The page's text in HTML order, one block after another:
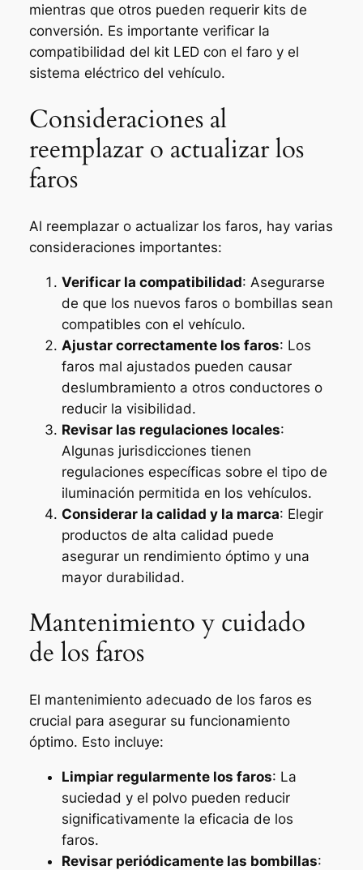
mientras que otros pueden requerir kits de
conversión. Es importante verificar la
compatibilidad del kit LED con el faro y el
sistema eléctrico del vehículo.
Consideraciones al
reemplazar o actualizar los
faros
Al reemplazar o actualizar los faros, hay varias
consideraciones importantes:
Verificar la compatibilidad: Asegurarse
de que los nuevos faros o bombillas sean
compatibles con el vehículo.
Ajustar correctamente los faros: Los
faros mal ajustados pueden causar
deslumbramiento a otros conductores o
reducir la visibilidad.
Revisar las regulaciones locales:
Algunas jurisdicciones tienen
regulaciones específicas sobre el tipo de
iluminación permitida en los vehículos.
Considerar la calidad y la marca: Elegir
productos de alta calidad puede
asegurar un rendimiento óptimo y una
mayor durabilidad.
Mantenimiento y cuidado
de los faros
El mantenimiento adecuado de los faros es
crucial para asegurar su funcionamiento
óptimo. Esto incluye:
Limpiar regularmente los faros: La
suciedad y el polvo pueden reducir
significativamente la eficacia de los
faros.
Revisar periódicamente las bombillas: